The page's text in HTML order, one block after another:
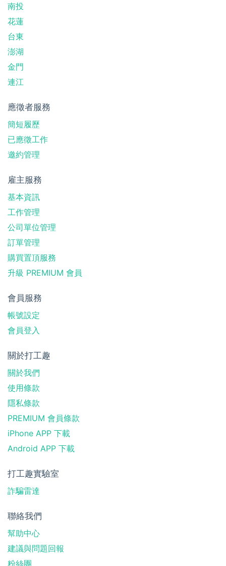
南投
花蓮
台東
澎湖
金門
連江
應徵者服務
簡短履歷
已應徵工作
邀約管理
雇主服務
基本資訊
工作管理
公司單位管理
訂單管理
購買置頂服務
升級 PREMIUM 會員
會員服務
帳號設定
會員登入
關於打工趣
關於我們
使用條款
隱私條款
PREMIUM 會員條款
iPhone APP 下載
Android APP 下載
打工趣實驗室
詐騙雷達
聯絡我們
幫助中心
建議與問題回報
粉絲團